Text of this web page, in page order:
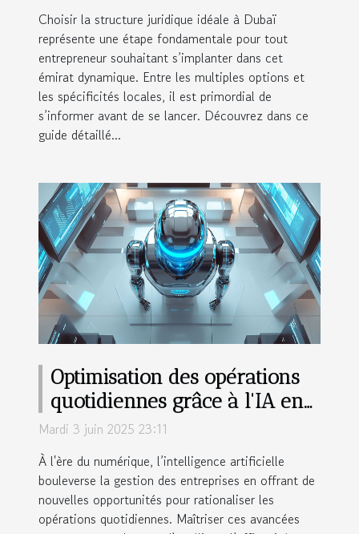
Choisir la structure juridique idéale à Dubaï
représente une étape fondamentale pour tout
entrepreneur souhaitant s’implanter dans cet
émirat dynamique. Entre les multiples options et
les spécificités locales, il est primordial de
s’informer avant de se lancer. Découvrez dans ce
guide détaillé...
Optimisation des opérations
quotidiennes grâce à l'IA en
entreprise
Mardi 3 juin 2025 23:11
À l'ère du numérique, l’intelligence artificielle
bouleverse la gestion des entreprises en offrant de
nouvelles opportunités pour rationaliser les
opérations quotidiennes. Maîtriser ces avancées